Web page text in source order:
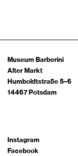
Museum Barberini
Alter Markt
Humboldtstraße 5–6
14467 Potsdam
Instagram
Facebook